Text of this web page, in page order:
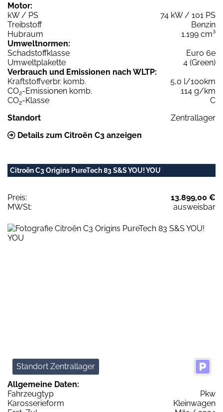
Motor:
kW / PS
74 kW / 101 PS
Treibstoff
Benzin
Hubraum
1.199 cm³
Umweltnormen:
Schadstoffklasse
Euro 6e
Umweltplakette
4 (Green)
Verbrauch und Emissionen nach WLTP:
Kraftstoffverbr. komb.
5,0 l/100km
CO2-Emissionen komb.
114 g/km
CO2-Klasse
C
Standort
Zentrallager
Details zum Citroën C3 anzeigen
Citroën C3 Origins PureTech 83 S&S YOU! YOU
Preis:
13.899,00 €
MWSt:
ausweisbar
Standort Zentrallager
Allgemeine Daten:
Fahrzeugtyp
Pkw
Karosserieform
Kleinwagen